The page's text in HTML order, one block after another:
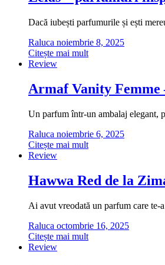
Dacă iubești parfumurile și ești
Raluca noiembrie 8, 2025
Citește mai mult
Review
Armaf Vanity
Un parfum într-un ambalaj elegant,
Raluca noiembrie 6, 2025
Citește mai mult
Review
Hawwa Red de la
Ai avut vreodată un parfum care
Raluca octombrie 16, 2025
Citește mai mult
Review